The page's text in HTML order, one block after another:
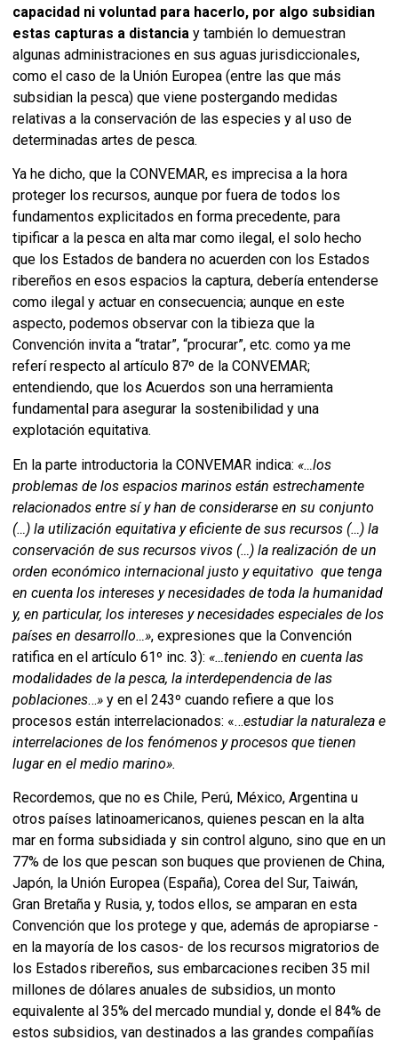
capacidad ni voluntad para hacerlo, por algo subsidian
estas capturas a distancia y también lo demuestran
algunas administraciones en sus aguas jurisdiccionales,
como el caso de la Unión Europea (entre las que más
subsidian la pesca) que viene postergando medidas
relativas a la conservación de las especies y al uso de
determinadas artes de pesca.
Ya he dicho, que la CONVEMAR, es imprecisa a la hora
proteger los recursos, aunque por fuera de todos los
fundamentos explicitados en forma precedente, para
tipificar a la pesca en alta mar como ilegal, el solo hecho
que los Estados de bandera no acuerden con los Estados
ribereños en esos espacios la captura, debería entenderse
como ilegal y actuar en consecuencia; aunque en este
aspecto, podemos observar con la tibieza que la
Convención invita a “tratar”, “procurar”, etc. como ya me
referí respecto al artículo 87º de la CONVEMAR;
entendiendo, que los Acuerdos son una herramienta
fundamental para asegurar la sostenibilidad y una
explotación equitativa.
En la parte introductoria la CONVEMAR indica: «…los
problemas de los espacios marinos están estrechamente
relacionados entre sí y han de considerarse en su conjunto
(…) la utilización equitativa y eficiente de sus recursos (…) la
conservación de sus recursos vivos (…) la realización de un
orden económico internacional justo y equitativo que tenga
en cuenta los intereses y necesidades de toda la humanidad
y, en particular, los intereses y necesidades especiales de los
países en desarrollo…», expresiones que la Convención
ratifica en el artículo 61º inc. 3): «…teniendo en cuenta las
modalidades de la pesca, la interdependencia de las
poblaciones…» y en el 243º cuando refiere a que los
procesos están interrelacionados: «…estudiar la naturaleza e
interrelaciones de los fenómenos y procesos que tienen
lugar en el medio marino».
Recordemos, que no es Chile, Perú, México, Argentina u
otros países latinoamericanos, quienes pescan en la alta
mar en forma subsidiada y sin control alguno, sino que en un
77% de los que pescan son buques que provienen de China,
Japón, la Unión Europea (España), Corea del Sur, Taiwán,
Gran Bretaña y Rusia, y, todos ellos, se amparan en esta
Convención que los protege y que, además de apropiarse -
en la mayoría de los casos- de los recursos migratorios de
los Estados ribereños, sus embarcaciones reciben 35 mil
millones de dólares anuales de subsidios, un monto
equivalente al 35% del mercado mundial y, donde el 84% de
estos subsidios, van destinados a las grandes compañías